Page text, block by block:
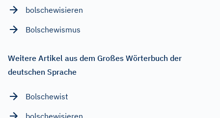
bolschewisieren
Bolschewismus
Weitere Artikel aus dem Großes Wörterbuch der
deutschen Sprache
Bolschewist
bolschewisieren